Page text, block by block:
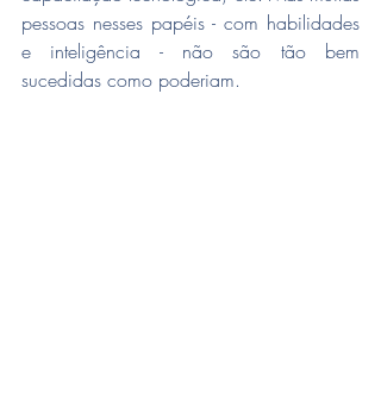
pessoas nesses papéis - com habilidades
e inteligência - não são tão bem
sucedidas como poderiam.